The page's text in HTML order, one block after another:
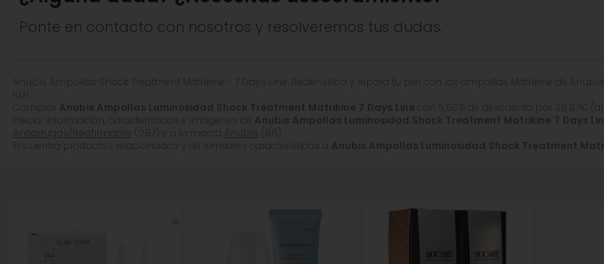
A continuación aplicar la crema Anubis que mejor se adapta a las necesidades de tu piel.
Como último paso no te olvides de la crema de protección solar , todos los días del año,
*Los ingredientes son orientativos y pueden cambiar, ya que trabajamos continuamente por
Ponte en contacto con nosotros y resolveremos tus dudas.